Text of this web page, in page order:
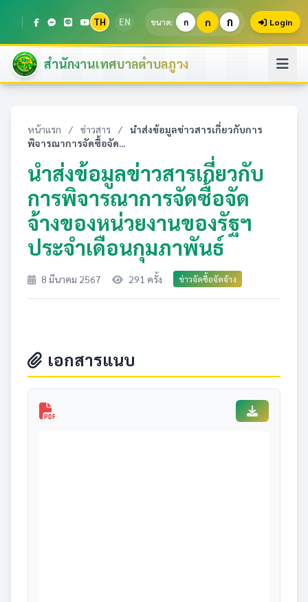
TH EN ขนาด: ก ก ก Login
สำนักงานเทศบาลตำบลภูวง
หน้าแรก / ข่าวสาร /
นำส่งข้อมูลข่าวสารเกี่ยวกับการ
พิจารณาการจัดซื้อจัด...
นำส่งข้อมูลข่าวสารเกี่ยวกับ
การพิจารณาการจัดซื้อจัด
จ้างของหน่วยงานของรัฐฯ
ประจำเดือนกุมภาพันธ์
8 มีนาคม 2567 291 ครั้ง ข่าวจัดซื้อจัดจ้าง
เอกสารแนบ